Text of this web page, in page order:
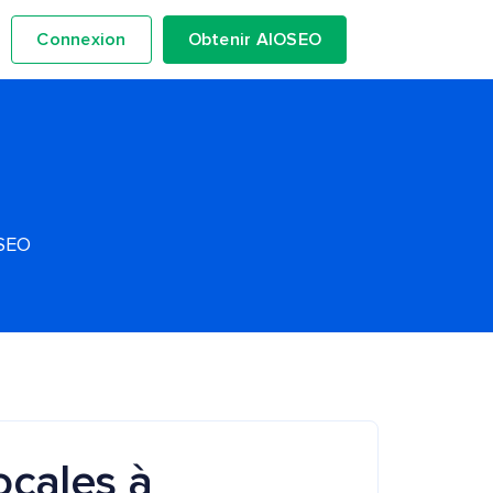
Connexion Obtenir AIOSEO
à